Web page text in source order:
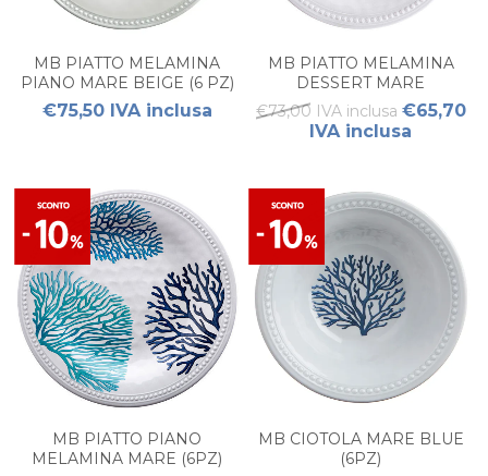
MB PIATTO MELAMINA
PIANO MARE BEIGE (6 PZ)
€75,50 IVA inclusa
MB PIATTO MELAMINA
DESSERT MARE
€73,00 IVA inclusa €65,70
IVA inclusa
MB PIATTO PIANO
MELAMINA MARE (6PZ)
MB CIOTOLA MARE BLUE
(6PZ)